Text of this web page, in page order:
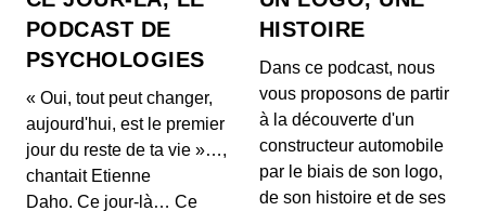
Comment OpenAI devient un assistant
à la recherche en Maths
00:03:04 - IL Y A 1 MOIS
Aujourd'hui, on ne va pas parler de génération de
texte ou de simples résumés de réunions, mais d...
Intelligence artificielle : la presse
française réclame 80 millions d’euros à
Brave
00:03:14 - IL Y A 1 MOIS
PODCAST DE
PSYCHOLOGIES
« Oui, tout peut changer,
aujourd'hui, est le premier
jour du reste de ta vie »…,
chantait Etienne
Daho. Ce jour-là… Ce
HISTOIRE
Dans ce podcast, nous
vous proposons de partir
à la découverte d'un
constructeur automobile
par le biais de son logo,
de son histoire et de ses